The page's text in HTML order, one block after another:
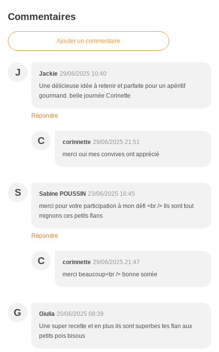
Commentaires
Ajouter un commentaire
J Jackie 29/06/2025 10:40
Une délicieuse idée à retenir et parfaite pour un apéritif
gourmand. belle journée Corinette
Répondre
C corinnette 29/06/2025 21:51
merci oui mes convives ont apprécié
S Sabine POUSSIN 23/06/2025 16:45
merci pour votre participation à mon défi <br /> Ils sont tout
mignons ces petits flans
Répondre
C corinnette 29/06/2025 21:47
merci beaucoup<br /> bonne soirée
G Giulia 20/06/2025 08:39
Une super recette et en plus ils sont superbes tes flan aux
petits pois bisous